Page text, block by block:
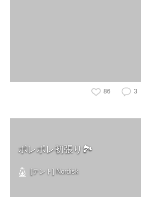
86 3
ポレポレ初張り🏞
[テント] Nordisk